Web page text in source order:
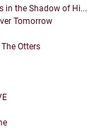
in the Shadow of Hi...
Tomorrow
The Otters